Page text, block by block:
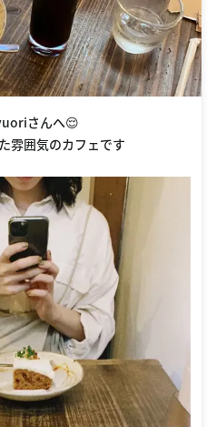
さんへ😌
雰囲気のカフェです